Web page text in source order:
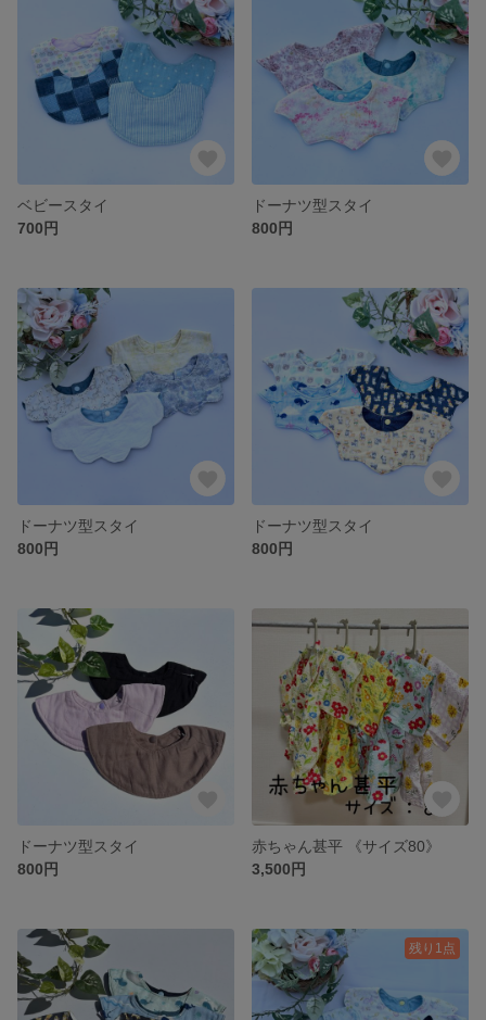
ベビースタイ
700円
ドーナツ型スタイ
800円
ドーナツ型スタイ
800円
ドーナツ型スタイ
800円
ドーナツ型スタイ
800円
赤ちゃん甚平 《サイズ80》
3,500円
残り1点